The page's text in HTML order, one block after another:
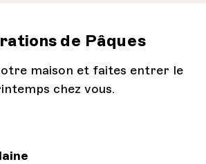
de Pâques
maison et faites entrer le
chez vous.